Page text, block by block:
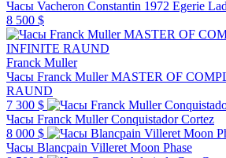
Часы Vacheron Constantin 1972 Egerie
8 500 $
Franck Muller
Часы Franck Muller MASTER OF
RAUND
7 300 $
Часы Franck Muller Conquistador Cortez
8 000 $
Часы Blancpain Villeret Moon Phase